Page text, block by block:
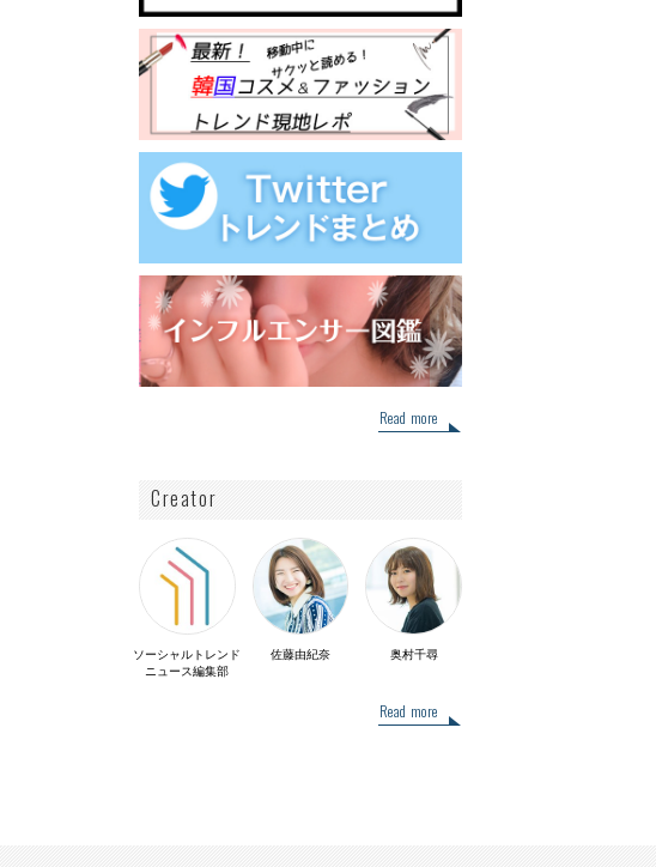
Read more
Creator
ソーシャルトレンド
ニュース編集部
佐藤由紀奈 奥村千尋
Read more